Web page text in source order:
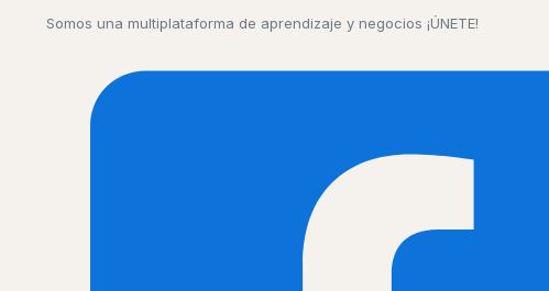
Somos una multiplataforma de aprendizaje y negocios ¡ÚNETE!